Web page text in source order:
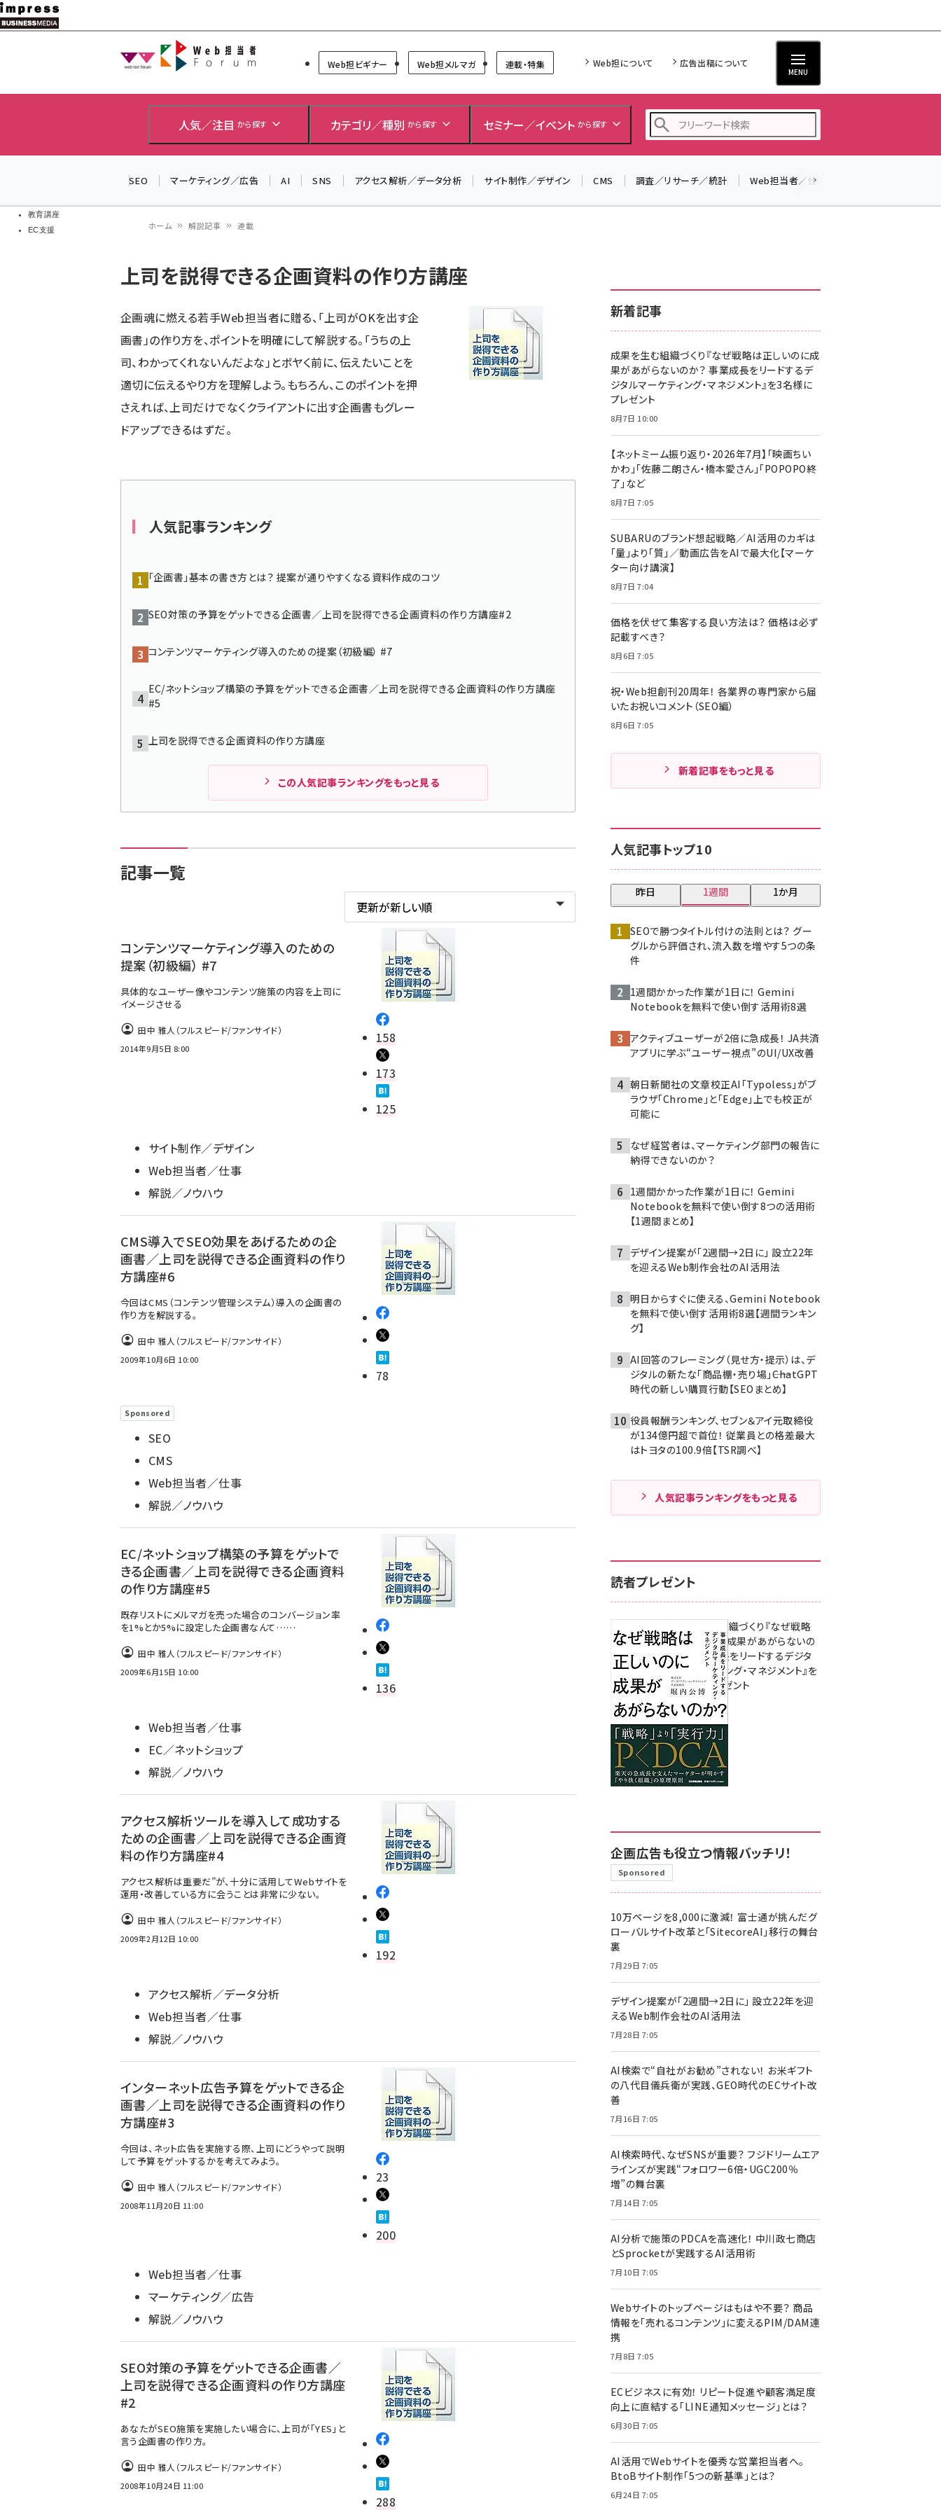
メ
イ
教育講座
EC支援
Web担当者Forum
Web担ビギナー Web担メルマガ 連載・特集 Web担について 広告出稿について
MENU
人気／注目 から探す カテゴリ／種別 から探す セミナー／イベント から探す
z世代 (1623)
meo (1277)
llmo (1166)
SEO マーケティング／広告 AI SNS アクセス解析／データ分析 サイト制作／デザイン CMS 調査／リサーチ／統計 Web担当者／仕事
ン
く
ず
ホーム 解説記事 連載
上司を説得できる企画資料の作り方講座
企画魂に燃える若手Web担当者に贈る、「上司がOKを出す企
画書」の作り方を、ポイントを明確にして解説する。「うちの上
司、わかってくれないんだよな」とボヤく前に、伝えたいことを
適切に伝えるやり方を理解しよう。もちろん、このポイントを押
さえれば、上司だけでなくクライアントに出す企画書もグレー
ドアップできるはずだ。
人気記事ランキング
「企画書」基本の書き方とは？ 提案が通りやすくなる資料作成のコツ
SEO対策の予算をゲットできる企画書／上司を説得できる企画資料の作り方講座#2
コンテンツマーケティング導入のための提案（初級編） #7
EC/ネットショップ構築の予算をゲットできる企画書／上司を説得できる企画資料の作り方講座
#5
上司を説得できる企画資料の作り方講座
この人気記事ランキングをもっと見る
記事一覧
コンテンツマーケティング導入のための
提案（初級編） #7
具体的なユーザー像やコンテンツ施策の内容を上司に
イメージさせる
田中 雅人（フルスピード/ファンサイド）
2014年9月5日 8:00
158
173
125
サイト制作／デザイン
Web担当者／仕事
解説／ノウハウ
CMS導入でSEO効果をあげるための企
画書／上司を説得できる企画資料の作り
方講座#6
今回はCMS（コンテンツ管理システム）導入の企画書の
作り方を解説する。
田中 雅人（フルスピード/ファンサイド）
2009年10月6日 10:00
78
Sponsored
SEO
CMS
Web担当者／仕事
解説／ノウハウ
EC/ネットショップ構築の予算をゲットで
きる企画書／上司を説得できる企画資料
の作り方講座#5
既存リストにメルマガを売った場合のコンバージョン率
を1%とか5%に設定した企画書なんて……
田中 雅人（フルスピード/ファンサイド）
2009年6月15日 10:00
136
Web担当者／仕事
EC／ネットショップ
解説／ノウハウ
アクセス解析ツールを導入して成功する
ための企画書／上司を説得できる企画資
料の作り方講座#4
アクセス解析は重要だ”が、十分に活用してWebサイトを
運用・改善している方に会うことは非常に少ない。
田中 雅人（フルスピード/ファンサイド）
2009年2月12日 10:00
192
アクセス解析／データ分析
Web担当者／仕事
解説／ノウハウ
インターネット広告予算をゲットできる企
画書／上司を説得できる企画資料の作り
方講座#3
今回は、ネット広告を実施する際、上司にどうやって説明
して予算をゲットするかを考えてみよう。
田中 雅人（フルスピード/ファンサイド）
2008年11月20日 11:00
23
200
Web担当者／仕事
マーケティング／広告
解説／ノウハウ
SEO対策の予算をゲットできる企画書／
上司を説得できる企画資料の作り方講座
#2
あなたがSEO施策を実施したい場合に、上司が「YES」と
言う企画書の作り方。
田中 雅人（フルスピード/ファンサイド）
2008年10月24日 11:00
288
新着記事
成果を生む組織づくり『なぜ戦略は正しいのに成
果があがらないのか？ 事業成長をリードするデ
ジタルマーケティング・マネジメント』を3名様に
プレゼント
8月7日 10:00
【ネットミーム振り返り・2026年7月】「映画ちい
かわ」「佐藤二朗さん・橋本愛さん」「POPOPO終
了」など
8月7日 7:05
SUBARUのブランド想起戦略／AI活用のカギは
「量」より「質」／動画広告をAIで最大化【マーケ
ター向け講演】
8月7日 7:04
価格を伏せて集客する良い方法は？ 価格は必ず
記載すべき？
8月6日 7:05
祝・Web担創刊20周年！ 各業界の専門家から届
いたお祝いコメント（SEO編）
8月6日 7:05
新着記事をもっと見る
人気記事トップ10
昨日 1週間 1か月
SEOで勝つタイトル付けの法則とは？ グー
グルから評価され、流入数を増やす5つの条
件
1週間かかった作業が1日に！ Gemini
Notebookを無料で使い倒す活用術8選
アクティブユーザーが2倍に急成長！ JA共済
アプリに学ぶ“ユーザー視点”のUI/UX改善
朝日新聞社の文章校正AI「Typoless」がブ
ラウザ「Chrome」と「Edge」上でも校正が
可能に
なぜ経営者は、マーケティング部門の報告に
納得できないのか？
1週間かかった作業が1日に！ Gemini
Notebookを無料で使い倒す8つの活用術
【1週間まとめ】
デザイン提案が「2週間→2日に」 設立22年
を迎えるWeb制作会社のAI活用法
明日からすぐに使える、Gemini Notebook
を無料で使い倒す活用術8選【週間ランキン
グ】
AI回答のフレーミング（見せ方・提示）は、デ
ジタルの新たな「商品棚・売り場」――ChatGPT
時代の新しい購買行動【SEOまとめ】
役員報酬ランキング、セブン＆アイ元取締役
が134億円超で首位！ 従業員との格差最大
はトヨタの100.9倍【TSR調べ】
人気記事ランキングをもっと見る
読者プレゼント
成果を生む組織づくり『なぜ戦略
は正しいのに成果があがらないの
か？ 事業成長をリードするデジタ
ルマーケティング・マネジメント』を
3名様にプレゼント
8月7日 10:00
企画広告も役立つ情報バッチリ！
Sponsored
10万ページを8,000に激減！ 富士通が挑んだグ
ローバルサイト改革と「SitecoreAI」移行の舞台
裏
7月29日 7:05
デザイン提案が「2週間→2日に」 設立22年を迎
えるWeb制作会社のAI活用法
7月28日 7:05
AI検索で“自社がお勧め”されない！ お米ギフト
の八代目儀兵衛が実践、GEO時代のECサイト改
善
7月16日 7:05
AI検索時代、なぜSNSが重要？ フジドリームエア
ラインズが実践“フォロワー6倍・UGC200％
増”の舞台裏
7月14日 7:05
AI分析で施策のPDCAを高速化！ 中川政七商店
とSprocketが実践するAI活用術
7月10日 7:05
Webサイトのトップページはもはや不要？ 商品
情報を「売れるコンテンツ」に変えるPIM/DAM連
携
7月8日 7:05
ECビジネスに有効！ リピート促進や顧客満足度
向上に直結する「LINE通知メッセージ」とは？
6月30日 7:05
AI活用でWebサイトを優秀な営業担当者へ。
BtoBサイト制作「5つの新基準」とは？
6月24日 7:05
＼ 8月27日開催、申し込み受付中！ ／
2026」開催！
▼申し込みはこちらから▼